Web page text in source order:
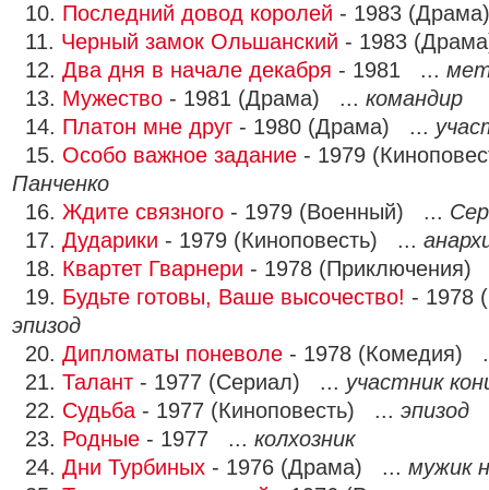
10. Последний довод королей - 1983
11. Черный замок Ольшанский - 1983
12. Два дня в начале декабря - 1981 ...
13. Мужество - 1981 (Драма) ... командир
14. Платон мне друг - 1980 (Драма) ...
15. Особо важное задание - 1979
Панченко
16. Ждите связного - 1979 (Военный) ...
17. Дударики - 1979 (Киноповесть) ...
18. Квартет Гварнери - 1978
19. Будьте готовы, Ваше высочество! - 1978
эпизод
20. Дипломаты поневоле - 1978 (Комедия)
21. Талант - 1977 (Сериал) ... участник
22. Судьба - 1977 (Киноповесть) ... эпизод
23. Родные - 1977 ... колхозник
24. Дни Турбиных - 1976 (Драма) ... мужик